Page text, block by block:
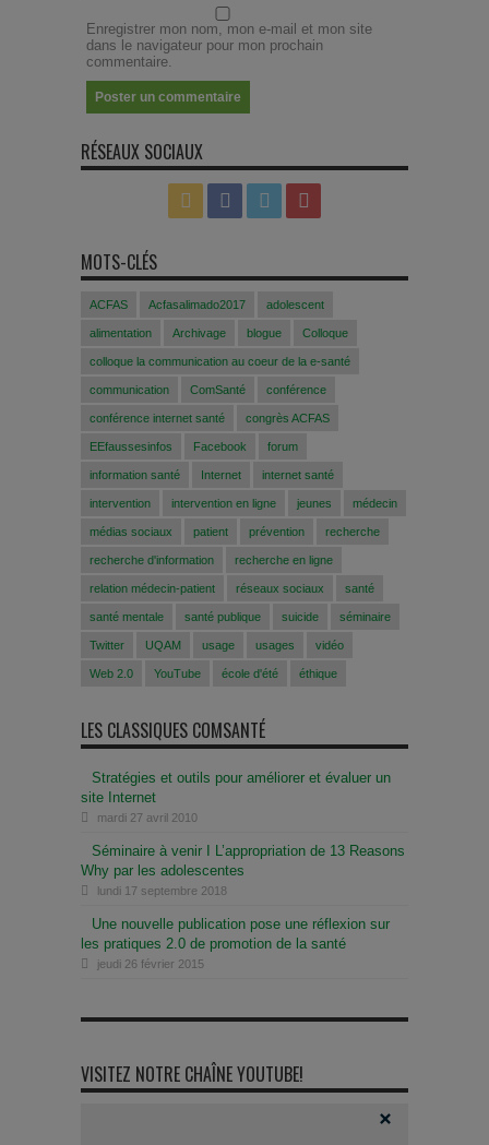
Enregistrer mon nom, mon e-mail et mon site
dans le navigateur pour mon prochain
commentaire.
RÉSEAUX SOCIAUX
MOTS-CLÉS
ACFAS Acfasalimado2017 adolescent
alimentation Archivage blogue Colloque
colloque la communication au coeur de la e-santé
communication ComSanté conférence
conférence internet santé congrès ACFAS
EEfaussesinfos Facebook forum
information santé Internet internet santé
intervention intervention en ligne jeunes médecin
médias sociaux patient prévention recherche
recherche d'information recherche en ligne
relation médecin-patient réseaux sociaux santé
santé mentale santé publique suicide séminaire
Twitter UQAM usage usages vidéo
Web 2.0 YouTube école d'été éthique
LES CLASSIQUES COMSANTÉ
Stratégies et outils pour améliorer et évaluer un
site Internet
mardi 27 avril 2010
Séminaire à venir I L’appropriation de 13 Reasons
Why par les adolescentes
lundi 17 septembre 2018
Une nouvelle publication pose une réflexion sur
les pratiques 2.0 de promotion de la santé
jeudi 26 février 2015
VISITEZ NOTRE CHAÎNE YOUTUBE!